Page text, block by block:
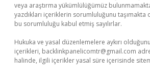
veya araştırma yükümlülüğümüz
yazdıkları içeriklerin sorumluluğunu
bu sorumluluğu kabul etmiş sayılırlar.
Hukuka ve yasal düzenlemelere aykırı
içerikleri, backlinkpanelicomtr@gmail.com
halinde, ilgili içerikler yasal süre içerisinde